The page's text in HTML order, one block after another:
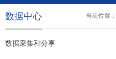
当前位置：
数据中心
数据采集和分享